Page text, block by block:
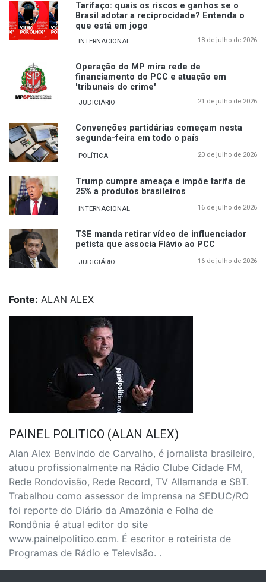
Tarifaço: quais os riscos e ganhos se o
Brasil adotar a reciprocidade? Entenda o
que está em jogo
INTERNACIONAL 18 de julho de 2026
Operação do MP mira rede de
financiamento do PCC e atuação em
'tribunais do crime'
JUDICIÁRIO 21 de julho de 2026
Convenções partidárias começam nesta
segunda-feira em todo o país
POLÍTICA 20 de julho de 2026
Trump cumpre ameaça e impõe tarifa de
25% a produtos brasileiros
INTERNACIONAL 16 de julho de 2026
TSE manda retirar vídeo de influenciador
petista que associa Flávio ao PCC
JUDICIÁRIO 16 de julho de 2026
Fonte: ALAN ALEX
PAINEL POLITICO (ALAN ALEX)
Alan Alex Benvindo de Carvalho, é jornalista brasileiro,
atuou profissionalmente na Rádio Clube Cidade FM,
Rede Rondovisão, Rede Record, TV Allamanda e SBT.
Trabalhou como assessor de imprensa na SEDUC/RO
foi reporte do Diário da Amazônia e Folha de
Rondônia é atual editor do site
www.painelpolitico.com. É escritor e roteirista de
Programas de Rádio e Televisão. .